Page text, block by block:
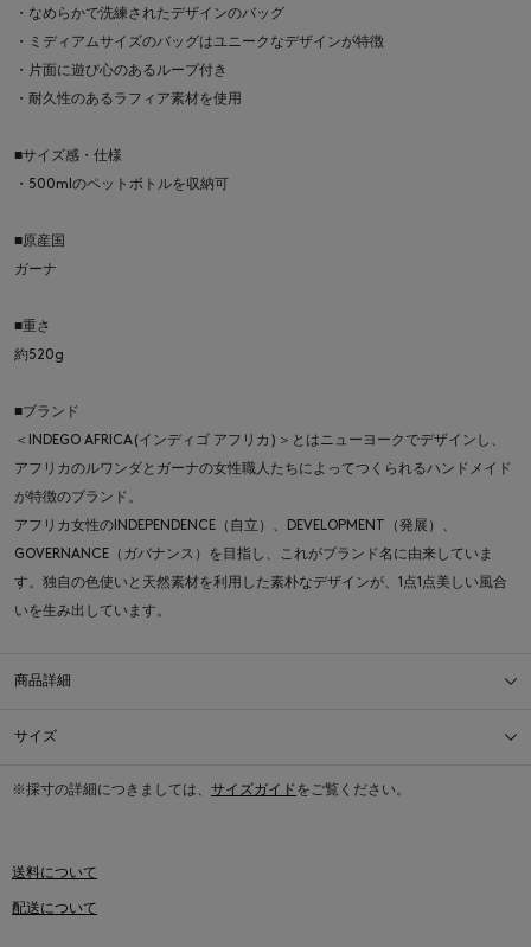
・なめらかで洗練されたデザインのバッグ
・ミディアムサイズのバッグはユニークなデザインが特徴
・片面に遊び心のあるループ付き
・耐久性のあるラフィア素材を使用
■サイズ感・仕様
・500mlのペットボトルを収納可
■原産国
ガーナ
■重さ
約520g
■ブランド
＜INDEGO AFRICA(インディゴ アフリカ)＞とはニューヨークでデザインし、
アフリカのルワンダとガーナの女性職人たちによってつくられるハンドメイド
が特徴のブランド。
アフリカ女性のINDEPENDENCE（自立）、DEVELOPMENT（発展）、
GOVERNANCE（ガバナンス）を目指し、これがブランド名に由来していま
す。独自の色使いと天然素材を利用した素朴なデザインが、1点1点美しい風合
いを生み出しています。
商品詳細
サイズ
※採寸の詳細につきましては、 サイズガイドをご覧ください。
送料について
配送について